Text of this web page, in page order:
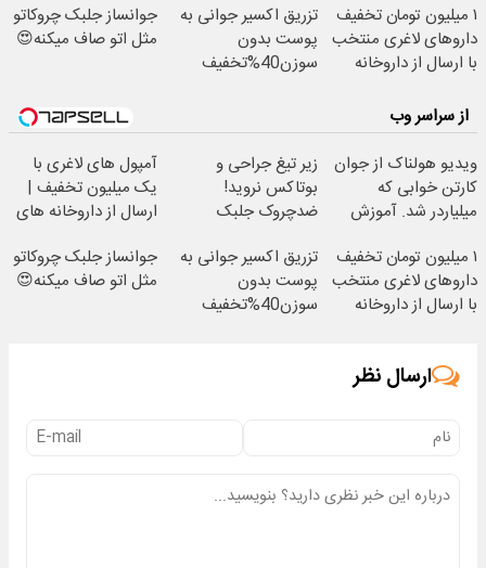
۱ میلیون تومان تخفیف
داروهای لاغری منتخب
با ارسال از داروخانه
تزریق اکسیر جوانی به
پوست بدون
سوزن40%تخفیف
جوانساز جلبک چروکاتو
مثل اتو صاف میکنه😍
از سراسر وب
ویدیو هولناک از جوان
کارتن خوابی که
میلیاردر شد. آموزش
زیر تیغ جراحی و
بوتاکس نروید!
ضدچروک جلبک
آمپول های لاغری با
یک میلیون تخفیف |
ارسال از داروخانه های
۱ میلیون تومان تخفیف
داروهای لاغری منتخب
با ارسال از داروخانه
تزریق اکسیر جوانی به
پوست بدون
سوزن40%تخفیف
جوانساز جلبک چروکاتو
مثل اتو صاف میکنه😍
ارسال نظر